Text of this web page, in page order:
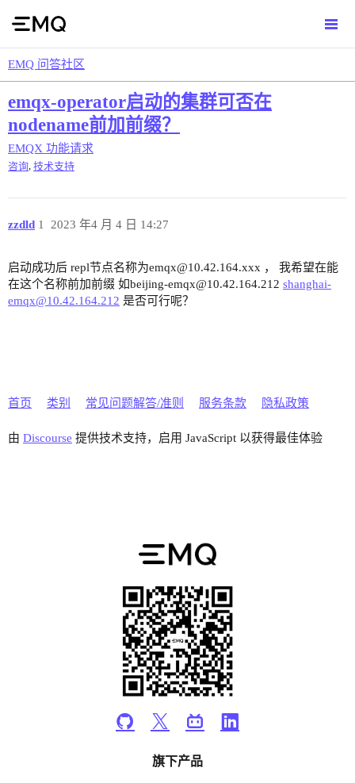
EMQ 问答社区
emqx-operator启动的集群可否在
nodename前加前缀？
EMQX 功能请求
咨询, 技术支持
zzdld 2023 年4 月 4 日 14:27
1
启动成功后 repl节点名称为emqx@10.42.164.xxx ， 我希望在能
在这个名称前加前缀 如beijing-emqx@10.42.164.212 shanghai-
emqx@10.42.164.212 是否可行呢？
首页 类别 常见问题解答/准则 服务条款 隐私政策
由 Discourse 提供技术支持，启用 JavaScript 以获得最佳体验
旗下产品